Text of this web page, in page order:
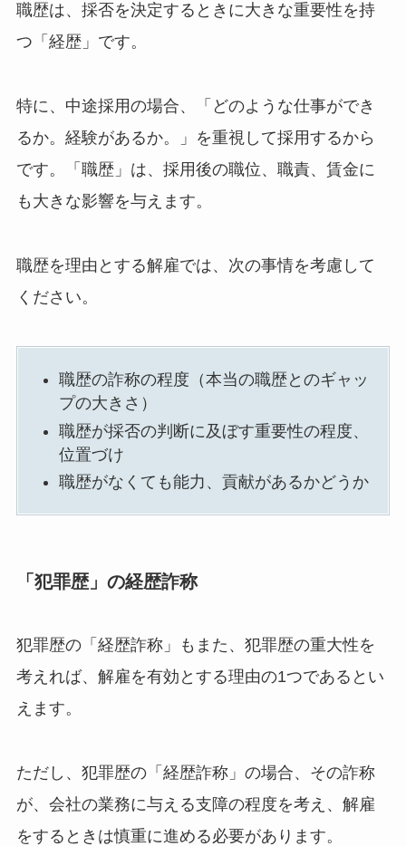
職歴は、採否を決定するときに大きな重要性を持
つ「経歴」です。
特に、中途採用の場合、「どのような仕事ができ
るか。経験があるか。」を重視して採用するから
です。「職歴」は、採用後の職位、職責、賃金に
も大きな影響を与えます。
職歴を理由とする解雇では、次の事情を考慮して
ください。
職歴の詐称の程度（本当の職歴とのギャッ
プの大きさ）
職歴が採否の判断に及ぼす重要性の程度、
位置づけ
職歴がなくても能力、貢献があるかどうか
「犯罪歴」の経歴詐称
犯罪歴の「経歴詐称」もまた、犯罪歴の重大性を
考えれば、解雇を有効とする理由の1つであるとい
えます。
ただし、犯罪歴の「経歴詐称」の場合、その詐称
が、会社の業務に与える支障の程度を考え、解雇
をするときは慎重に進める必要があります。